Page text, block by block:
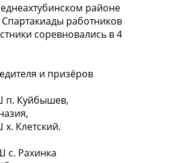
районе
работников
соревновались в 4
и призёров
п. Куйбышев,
Клетский.
с. Рахинка